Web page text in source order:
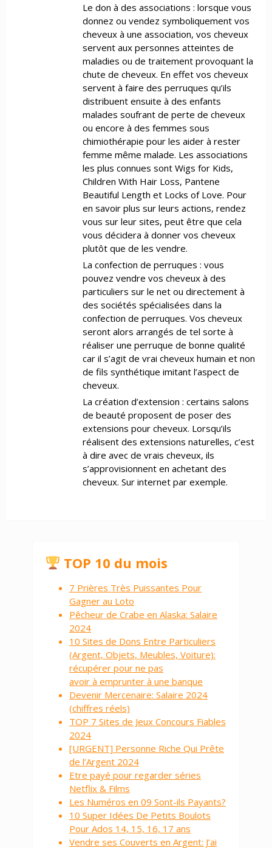
Le don à des associations : lorsque vous
donnez ou vendez symboliquement vos
cheveux à une association, vos cheveux
servent aux personnes atteintes de
maladies ou de traitement provoquant la
chute de cheveux. En effet vos cheveux
servent à faire des perruques qu’ils
distribuent ensuite à des enfants
malades soufrant de perte de cheveux
ou encore à des femmes sous
chimiothérapie pour les aider à rester
femme même malade. Les associations
les plus connues sont Wigs for Kids,
Children With Hair Loss, Pantene
Beautiful Length et Locks of Love. Pour
en savoir plus sur leurs actions, rendez
vous sur leur sites, peut être que cela
vous décidera à donner vos cheveux
plutôt que de les vendre.
La confection de perruques : vous
pouvez vendre vos cheveux à des
particuliers sur le net ou directement à
des sociétés spécialisées dans la
confection de perruques. Vos cheveux
seront alors arrangés de tel sorte à
réaliser une perruque de bonne qualité
car il s’agit de vrai cheveux humain et non
de fils synthétique imitant l’aspect de
cheveux.
La création d’extension : certains salons
de beauté proposent de poser des
extensions pour cheveux. Lorsqu’ils
réalisent des extensions naturelles, c’est
à dire avec de vrais cheveux, ils
s’approvisionnent en achetant des
cheveux. Sur internet par exemple.
TOP 10 du mois